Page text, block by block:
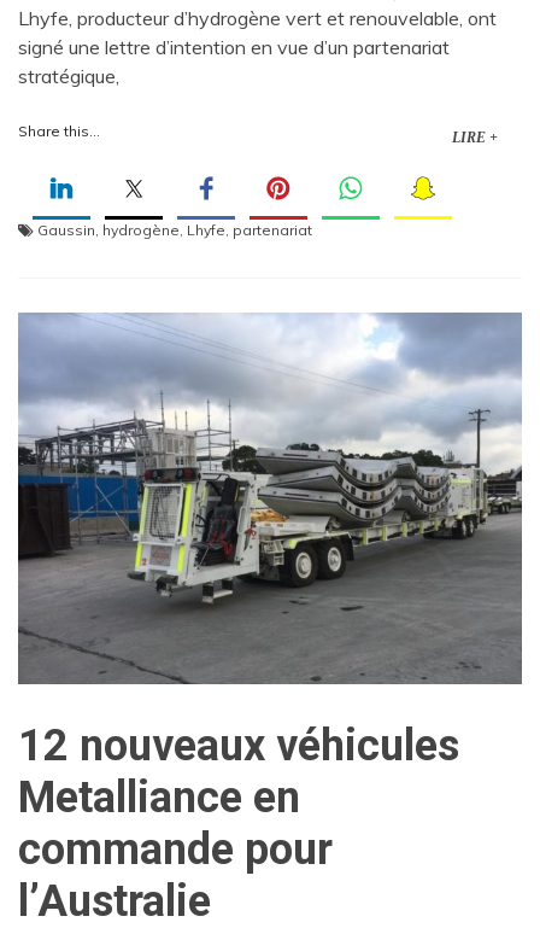
Lhyfe, producteur d’hydrogène vert et renouvelable, ont
signé une lettre d’intention en vue d’un partenariat
stratégique,
Share this... LIRE +
Gaussin hydrogène Lhyfe partenariat
12 nouveaux véhicules
Metalliance en
commande pour
l’Australie